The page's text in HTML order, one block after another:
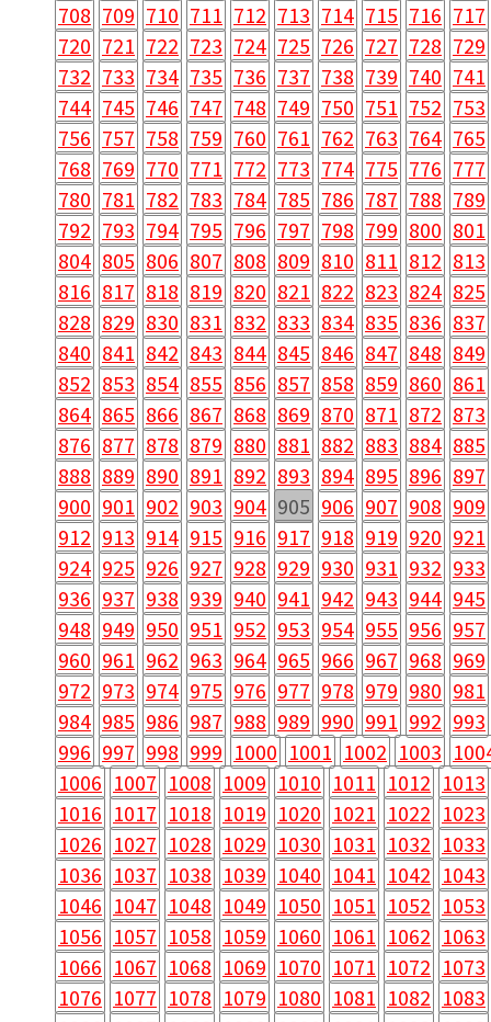
708 709 710 711 712 713 714 715 716 717
720 721 722 723 724 725 726 727 728 729
732 733 734 735 736 737 738 739 740 741
744 745 746 747 748 749 750 751 752 753
756 757 758 759 760 761 762 763 764 765
768 769 770 771 772 773 774 775 776 777
780 781 782 783 784 785 786 787 788 789
792 793 794 795 796 797 798 799 800 801
804 805 806 807 808 809 810 811 812 813
816 817 818 819 820 821 822 823 824 825
828 829 830 831 832 833 834 835 836 837
840 841 842 843 844 845 846 847 848 849
852 853 854 855 856 857 858 859 860 861
864 865 866 867 868 869 870 871 872 873
876 877 878 879 880 881 882 883 884 885
888 889 890 891 892 893 894 895 896 897
900 901 902 903 904 905 906 907 908 909
912 913 914 915 916 917 918 919 920 921
924 925 926 927 928 929 930 931 932 933
936 937 938 939 940 941 942 943 944 945
948 949 950 951 952 953 954 955 956 957
960 961 962 963 964 965 966 967 968 969
972 973 974 975 976 977 978 979 980 981
984 985 986 987 988 989 990 991 992 993
996 997 998 999 1000 1001 1002 1003
1006 1007 1008 1009 1010 1011 1012 1013
1016 1017 1018 1019 1020 1021 1022 1023
1026 1027 1028 1029 1030 1031 1032 1033
1036 1037 1038 1039 1040 1041 1042 1043
1046 1047 1048 1049 1050 1051 1052 1053
1056 1057 1058 1059 1060 1061 1062 1063
1066 1067 1068 1069 1070 1071 1072 1073
1076 1077 1078 1079 1080 1081 1082 1083